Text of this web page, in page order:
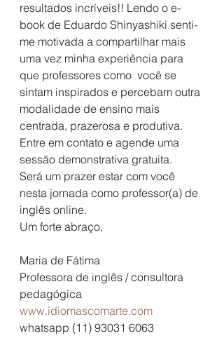
resultados incríveis!! Lendo o e-
book de Eduardo Shinyashiki senti-
me motivada a compartilhar mais
uma vez minha experiência para
que professores como  você se
sintam inspirados e percebam outra
modalidade de ensino mais
centrada, prazerosa e produtiva.
Entre em contato e agende uma
sessão demonstrativa gratuita.
Será um prazer estar com você
nesta jornada como professor(a) de
inglês online.
Um forte abraço,
Maria de Fátima
Professora de inglês / consultora
pedagógica
www.idiomascomarte.com
whatsapp (11) 93031 6063